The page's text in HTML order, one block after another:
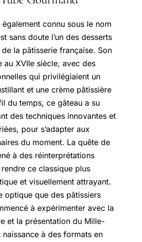
connu sous le nom
sans doute l’un des desserts
la pâtisserie française. Son
au XVIIe siècle, avec des
qui privilégiaient un
et une crème pâtissière
du temps, ce gâteau a su
des techniques innovantes et
pour s’adapter aux
du moment. La quête de
à des réinterprétations
ce classique plus
et visuellement attrayant.
optique que des pâtissiers
à expérimenter avec la
et la présentation du Mille-
à des formats en